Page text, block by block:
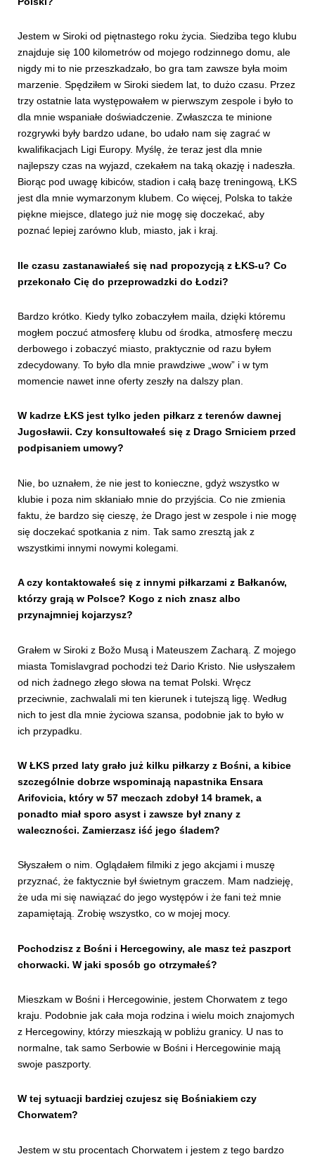
Jestem w Siroki od piętnastego roku życia. Siedziba tego klubu
znajduje się 100 kilometrów od mojego rodzinnego domu, ale
nigdy mi to nie przeszkadzało, bo gra tam zawsze była moim
marzenie. Spędziłem w Siroki siedem lat, to dużo czasu. Przez
trzy ostatnie lata występowałem w pierwszym zespole i było to
dla mnie wspaniałe doświadczenie. Zwłaszcza te minione
rozgrywki były bardzo udane, bo udało nam się zagrać w
kwalifikacjach Ligi Europy. Myślę, że teraz jest dla mnie
najlepszy czas na wyjazd, czekałem na taką okazję i nadeszła.
Biorąc pod uwagę kibiców, stadion i całą bazę treningową, ŁKS
jest dla mnie wymarzonym klubem. Co więcej, Polska to także
piękne miejsce, dlatego już nie mogę się doczekać, aby
poznać lepiej zarówno klub, miasto, jak i kraj.
Ile czasu zastanawiałeś się nad propozycją z ŁKS-u? Co
przekonało Cię do przeprowadzki do Łodzi?
Bardzo krótko. Kiedy tylko zobaczyłem maila, dzięki któremu
mogłem poczuć atmosferę klubu od środka, atmosferę meczu
derbowego i zobaczyć miasto, praktycznie od razu byłem
zdecydowany. To było dla mnie prawdziwe „wow” i w tym
momencie nawet inne oferty zeszły na dalszy plan.
W kadrze ŁKS jest tylko jeden piłkarz z terenów dawnej
Jugosławii. Czy konsultowałeś się z Drago Srniciem przed
podpisaniem umowy?
Nie, bo uznałem, że nie jest to konieczne, gdyż wszystko w
klubie i poza nim skłaniało mnie do przyjścia. Co nie zmienia
faktu, że bardzo się cieszę, że Drago jest w zespole i nie mogę
się doczekać spotkania z nim. Tak samo zresztą jak z
wszystkimi innymi nowymi kolegami.
A czy kontaktowałeś się z innymi piłkarzami z Bałkanów,
którzy grają w Polsce? Kogo z nich znasz albo
przynajmniej kojarzysz?
Grałem w Siroki z Božo Musą i Mateuszem Zacharą. Z mojego
miasta Tomislavgrad pochodzi też Dario Kristo. Nie usłyszałem
od nich żadnego złego słowa na temat Polski. Wręcz
przeciwnie, zachwalali mi ten kierunek i tutejszą ligę. Według
nich to jest dla mnie życiowa szansa, podobnie jak to było w
ich przypadku.
W ŁKS przed laty grało już kilku piłkarzy z Bośni, a kibice
szczególnie dobrze wspominają napastnika Ensara
Arifovicia, który w 57 meczach zdobył 14 bramek, a
ponadto miał sporo asyst i zawsze był znany z
waleczności. Zamierzasz iść jego śladem?
Słyszałem o nim. Oglądałem filmiki z jego akcjami i muszę
przyznać, że faktycznie był świetnym graczem. Mam nadzieję,
że uda mi się nawiązać do jego występów i że fani też mnie
zapamiętają. Zrobię wszystko, co w mojej mocy.
Pochodzisz z Bośni i Hercegowiny, ale masz też paszport
chorwacki. W jaki sposób go otrzymałeś?
Mieszkam w Bośni i Hercegowinie, jestem Chorwatem z tego
kraju. Podobnie jak cała moja rodzina i wielu moich znajomych
z Hercegowiny, którzy mieszkają w pobliżu granicy. U nas to
normalne, tak samo Serbowie w Bośni i Hercegowinie mają
swoje paszporty.
W tej sytuacji bardziej czujesz się Bośniakiem czy
Chorwatem?
Jestem w stu procentach Chorwatem i jestem z tego bardzo